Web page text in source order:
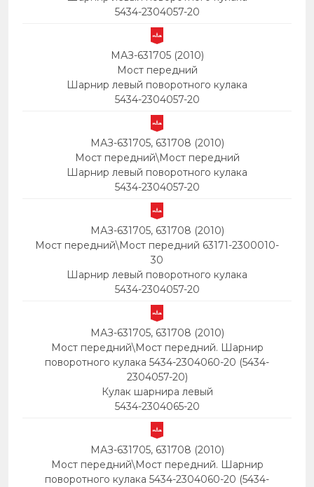
5434-2304057-20
МАЗ-631705 (2010)
Мост передний
Шарнир левый поворотного кулака
5434-2304057-20
МАЗ-631705, 631708 (2010)
Мост передний\Мост передний
Шарнир левый поворотного кулака
5434-2304057-20
МАЗ-631705, 631708 (2010)
Мост передний\Мост передний 63171-2300010-
30
Шарнир левый поворотного кулака
5434-2304057-20
МАЗ-631705, 631708 (2010)
Мост передний\Мост передний. Шарнир
поворотного кулака 5434-2304060-20 (5434-
2304057-20)
Кулак шарнира левый
5434-2304065-20
МАЗ-631705, 631708 (2010)
Мост передний\Мост передний. Шарнир
поворотного кулака 5434-2304060-20 (5434-